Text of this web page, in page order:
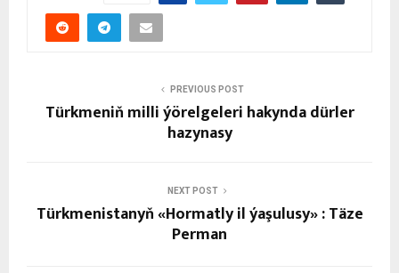
PREVIOUS POST
Türkmeniň milli ýörelgeleri hakynda dürler
hazynasy
NEXT POST
Türkmenistanyň «Hormatly il ýaşulusy» : Täze
Perman